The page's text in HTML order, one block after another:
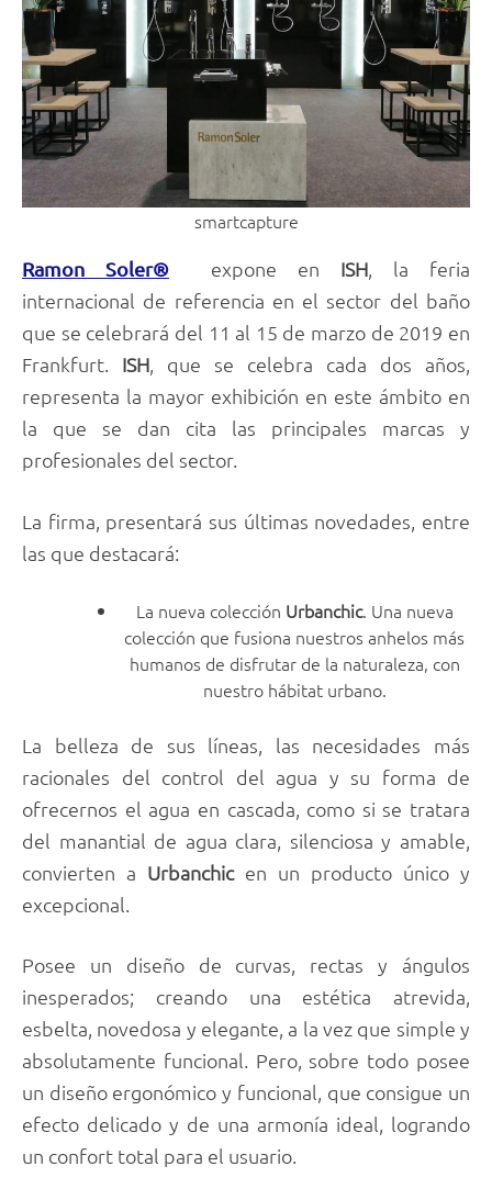
smartcapture
Ramon Soler® expone en ISH, la feria
internacional de referencia en el sector del baño
que se celebrará del 11 al 15 de marzo de 2019 en
Frankfurt. ISH, que se celebra cada dos años,
representa la mayor exhibición en este ámbito en
la que se dan cita las principales marcas y
profesionales del sector.
La firma, presentará sus últimas novedades, entre
las que destacará:
La nueva colección Urbanchic. Una nueva
colección que fusiona nuestros anhelos más
humanos de disfrutar de la naturaleza, con
nuestro hábitat urbano.
La belleza de sus líneas, las necesidades más
racionales del control del agua y su forma de
ofrecernos el agua en cascada, como si se tratara
del manantial de agua clara, silenciosa y amable,
convierten a Urbanchicen un producto único y
excepcional.
Posee un diseño de curvas, rectas y ángulos
inesperados; creando una estética atrevida,
esbelta, novedosa y elegante, a la vez que simple y
absolutamente funcional. Pero, sobre todo posee
un diseño ergonómico y funcional, que consigue un
efecto delicado y de una armonía ideal, logrando
un confort total para el usuario.